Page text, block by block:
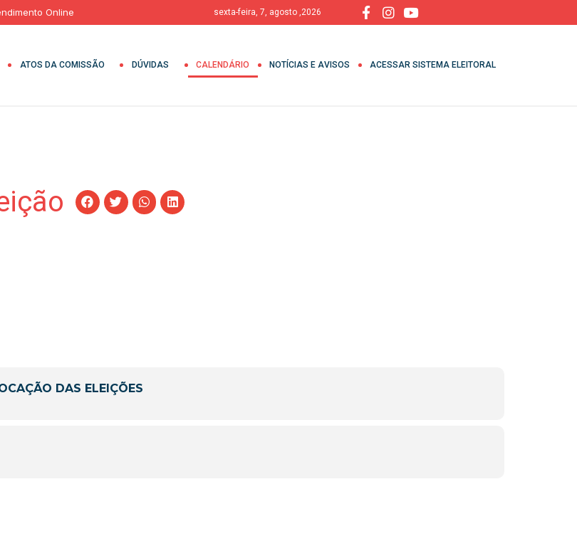
Online sexta-feira, 7, agosto ,2026
ATOS DA COMISSÃO DÚVIDAS CALENDÁRIO NOTÍCIAS E AVISOS ACESSAR SISTEMA ELEITORAL
DAS ELEIÇÕES